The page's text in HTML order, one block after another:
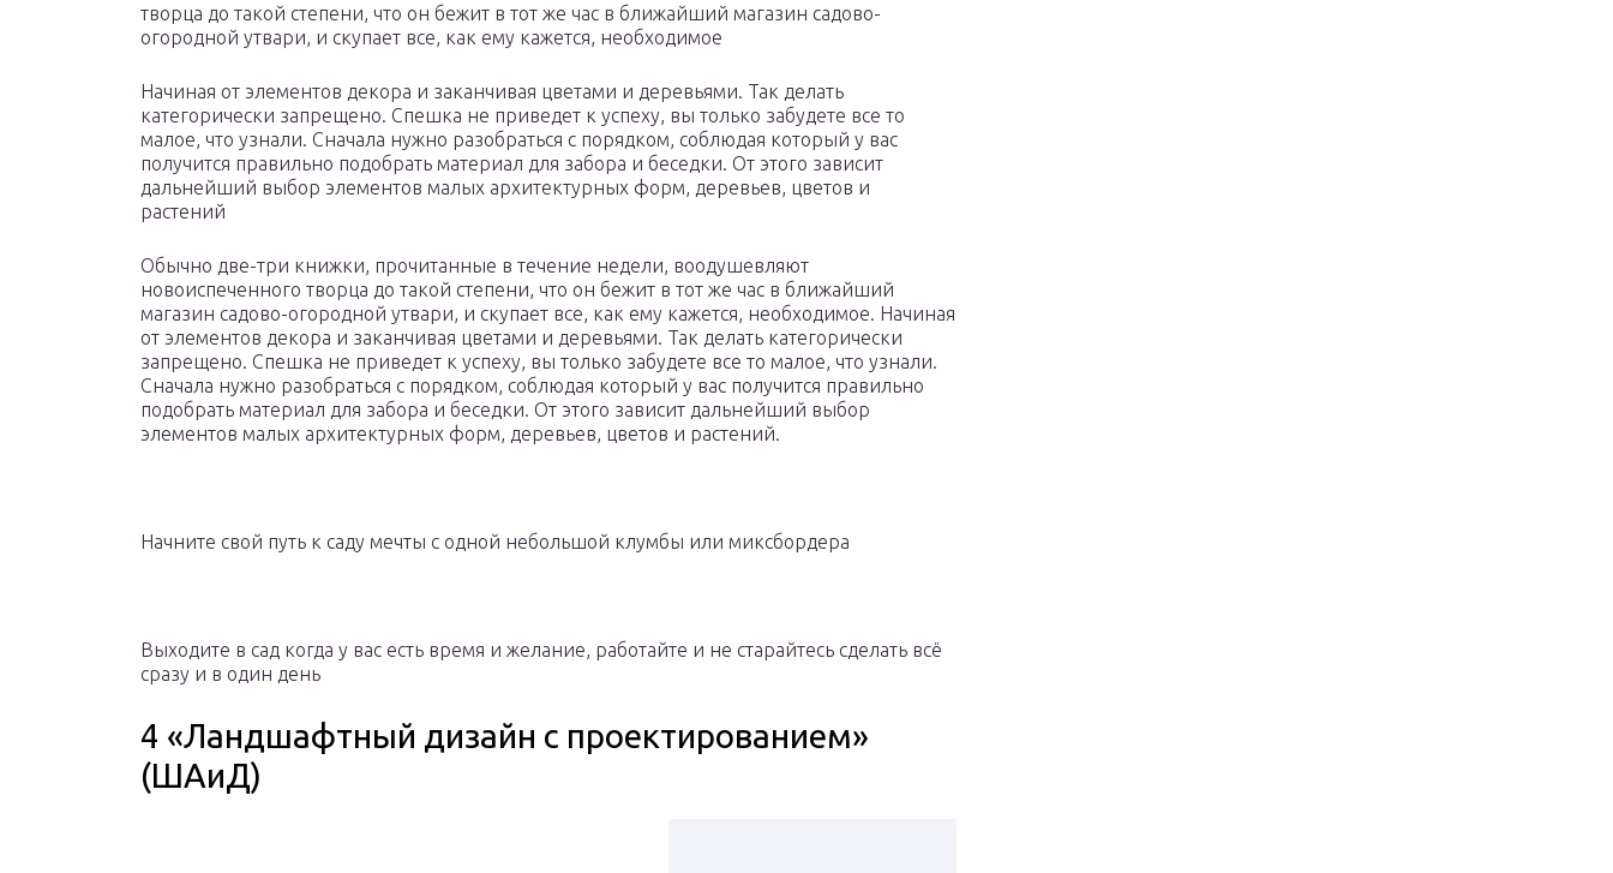
творца до такой степени, что он бежит в тот же час в ближайший магазин садово-
огородной утвари, и скупает все, как ему кажется, необходимое
Начиная от элементов декора и заканчивая цветами и деревьями. Так делать
категорически запрещено. Спешка не приведет к успеху, вы только забудете все то
малое, что узнали. Сначала нужно разобраться с порядком, соблюдая который у вас
получится правильно подобрать материал для забора и беседки. От этого зависит
дальнейший выбор элементов малых архитектурных форм, деревьев, цветов и
растений
Обычно две-три книжки, прочитанные в течение недели, воодушевляют
новоиспеченного творца до такой степени, что он бежит в тот же час в ближайший
магазин садово-огородной утвари, и скупает все, как ему кажется, необходимое. Начиная
от элементов декора и заканчивая цветами и деревьями. Так делать категорически
запрещено. Спешка не приведет к успеху, вы только забудете все то малое, что узнали.
Сначала нужно разобраться с порядком, соблюдая который у вас получится правильно
подобрать материал для забора и беседки. От этого зависит дальнейший выбор
элементов малых архитектурных форм, деревьев, цветов и растений.
Начните свой путь к саду мечты с одной небольшой клумбы или миксбордера
Выходите в сад когда у вас есть время и желание, работайте и не старайтесь сделать всё
сразу и в один день
4 «Ландшафтный дизайн с проектированием»
(ШАиД)